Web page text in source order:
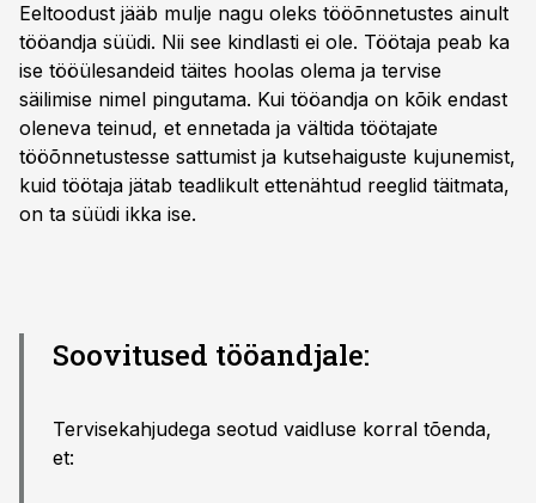
Eeltoodust jääb mulje nagu oleks tööõnnetustes ainult
tööandja süüdi. Nii see kindlasti ei ole. Töötaja peab ka
ise tööülesandeid täites hoolas olema ja tervise
säilimise nimel pingutama. Kui tööandja on kõik endast
oleneva teinud, et ennetada ja vältida töötajate
tööõnnetustesse sattumist ja kutsehaiguste kujunemist,
kuid töötaja jätab teadlikult ettenähtud reeglid täitmata,
on ta süüdi ikka ise.
Soovitused tööandjale:
Tervisekahjudega seotud vaidluse korral tõenda,
et: